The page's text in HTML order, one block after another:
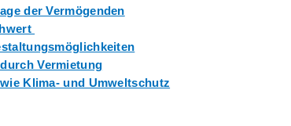
der Vermögenden
Vermietung
Klima- und Umweltschutz